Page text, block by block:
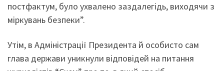
постфактум, було ухвалено заздалегідь, виходячи з
міркувань безпеки”.
Утім, в Адміністрації Президента й особисто сам
глава держави уникнули відповідей на питання